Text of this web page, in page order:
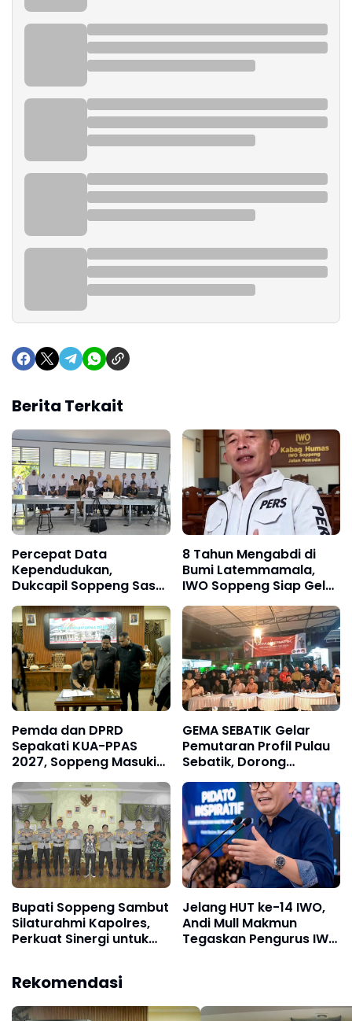
Berita Terkait
Percepat Data
Kependudukan,
Dukcapil Soppeng Sasar
20 Sekolah
8 Tahun Mengabdi di
Bumi Latemmamala,
IWO Soppeng Siap Gelar
Peringatan Spesial 25
Agustus
Pemda dan DPRD
Sepakati KUA-PPAS
2027, Soppeng Masuki
Tahap Penyusunan
Rancangan APBD
GEMA SEBATIK Gelar
Pemutaran Profil Pulau
Sebatik, Dorong
Harmonisasi Lintas
Sektor Menuju Sebatik
Berdaya
Bupati Soppeng Sambut
Silaturahmi Kapolres,
Perkuat Sinergi untuk
Jelang HUT ke-14 IWO,
Andi Mull Makmun
Tegaskan Pengurus IWO
Rekomendasi